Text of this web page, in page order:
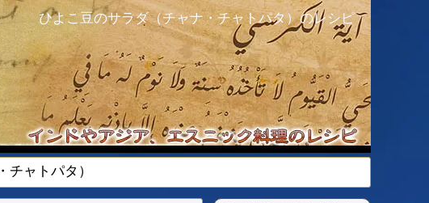
ひよこ豆のサラダ（チャナ・チャトパタ）のレシピ
チャトパタ）